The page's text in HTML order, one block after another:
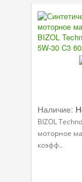
Клеи
Наличие:
BIZOL
моторное
коэфф..